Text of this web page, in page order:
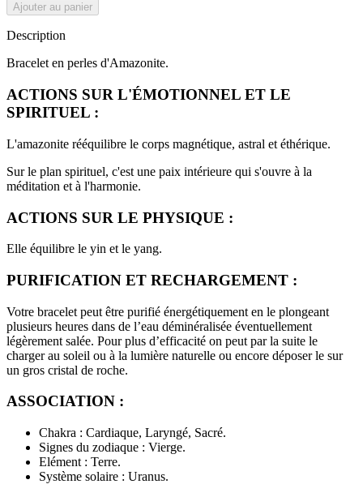
(3 avis)
Ajouter au panier
Description
Bracelet en perles d'Amazonite.
ACTIONS SUR L'ÉMOTIONNEL ET LE
SPIRITUEL :
L'amazonite rééquilibre le corps magnétique, astral et éthérique.
Sur le plan spirituel, c'est une paix intérieure qui s'ouvre à la
méditation et à l'harmonie.
ACTIONS SUR LE PHYSIQUE :
Elle équilibre le yin et le yang.
PURIFICATION ET RECHARGEMENT :
Votre bracelet peut être purifié énergétiquement en le plongeant
plusieurs heures dans de l’eau déminéralisée éventuellement
légèrement salée. Pour plus d’efficacité on peut par la suite le
charger au soleil ou à la lumière naturelle ou encore déposer le sur
un gros cristal de roche.
ASSOCIATION :
Chakra : Cardiaque, Laryngé, Sacré.
Signes du zodiaque : Vierge.
Elément : Terre.
Système solaire : Uranus.